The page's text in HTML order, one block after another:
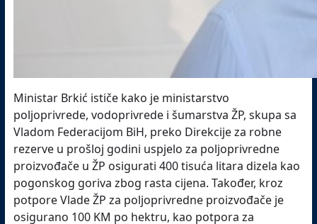
Ministar Brkić ističe kako je ministarstvo
poljoprivrede, vodoprivrede i šumarstva ŽP, skupa sa
Vladom Federacijom BiH, preko Direkcije za robne
rezerve u prošloj godini uspjelo za poljoprivredne
proizvođače u ŽP osigurati 400 tisuća litara dizela kao
pogonskog goriva zbog rasta cijena. Također, kroz
potpore Vlade ŽP za poljoprivredne proizvođače je
osigurano 100 KM po hektru, kao potpora za